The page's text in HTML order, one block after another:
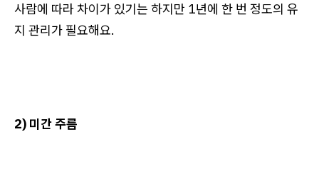
사람에 따라 차이가 있기는 하지만 1년에 한 번 정도의 유
지 관리가 필요해요.
2) 미간 주름